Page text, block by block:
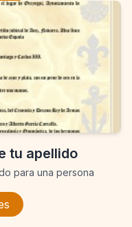
tu apellido
para una persona